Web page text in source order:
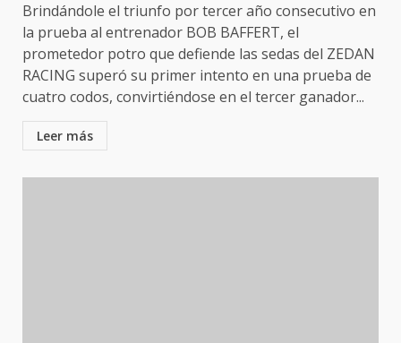
Brindándole el triunfo por tercer año consecutivo en
la prueba al entrenador BOB BAFFERT, el
prometedor potro que defiende las sedas del ZEDAN
RACING superó su primer intento en una prueba de
cuatro codos, convirtiéndose en el tercer ganador...
Leer más